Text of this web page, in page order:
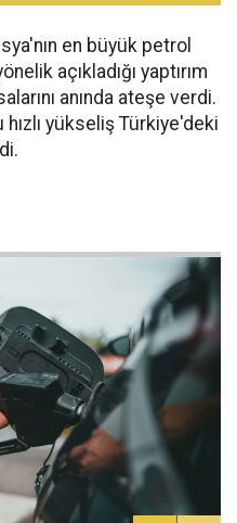
en büyük petrol
açıkladığı yaptırım
anında ateşe verdi.
yükseliş Türkiye'deki